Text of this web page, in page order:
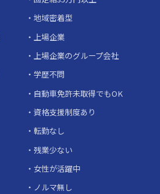
地域密着型
上場企業
上場企業のグループ会社
学歴不問
自動車免許未取得でもOK
資格支援制度あり
転勤なし
残業少ない
女性が活躍中
ノルマ無し